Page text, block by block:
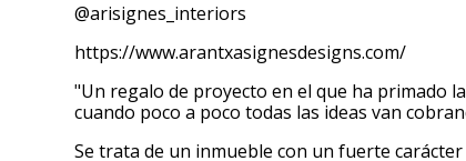
@arisignes_interiors
https://www.arantxasignesdesigns.com/
"Un regalo de proyecto en el que ha primado
cuando poco a poco todas las ideas van
Se trata de un inmueble con un fuerte